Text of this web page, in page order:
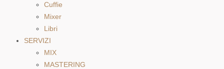
Cuffie
Mixer
Libri
SERVIZI
MIX
MASTERING